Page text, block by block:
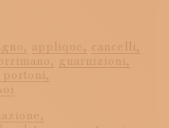
applique, cancelli,
guarnizioni,